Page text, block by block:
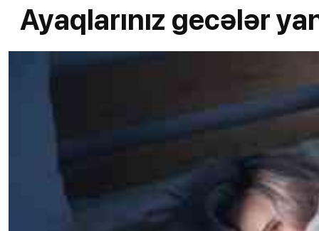
Ayaqlarınız gecələr